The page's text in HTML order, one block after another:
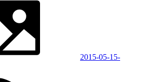
2015-05-15-